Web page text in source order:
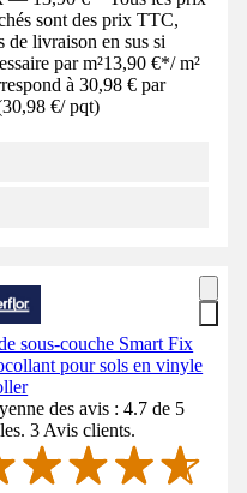
sont des prix TTC,
de livraison en sus si
par m²13,90 €*/ m²
à 30,98 € par
30,98 €/ pqt)
sous-couche Smart Fix
pour sols en vinyle
des avis : 4.7 de 5
3 Avis clients.